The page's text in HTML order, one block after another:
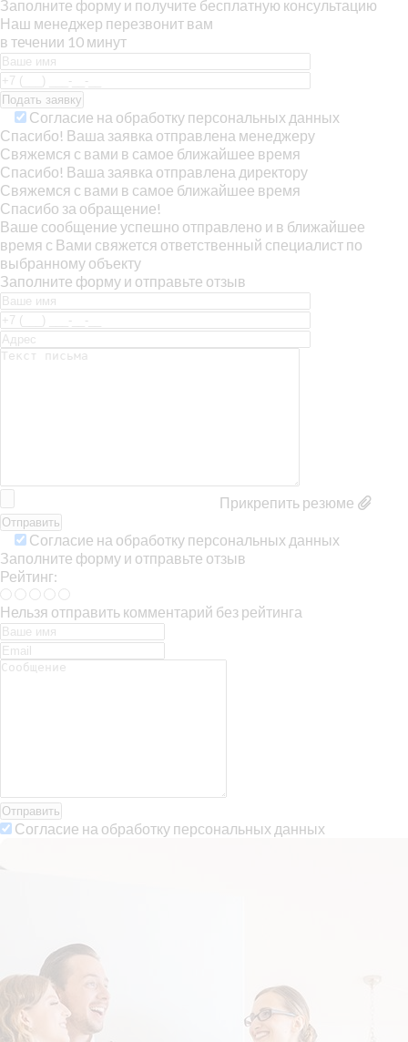
Заполните форму и получите бесплатную консультацию
Наш менеджер перезвонит вам
в течении 10 минут
Согласие на обработку персональных данных
Спасибо! Ваша заявка отправлена менеджеру
Свяжемся с вами в самое ближайшее время
Спасибо! Ваша заявка отправлена директору
Свяжемся с вами в самое ближайшее время
Спасибо за обращение!
Ваше сообщение успешно отправлено и в ближайшее
время с Вами свяжется ответственный специалист по
выбранному объекту
Заполните форму и отправьте отзыв
Прикрепить резюме
Согласие на обработку персональных данных
Заполните форму и отправьте отзыв
Рейтинг:
Нельзя отправить комментарий без рейтинга
Отправить
Согласие на обработку персональных данных